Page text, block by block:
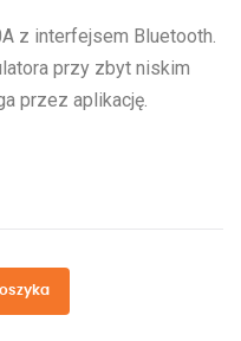
z interfejsem Bluetooth.
przy zbyt niskim
przez aplikację.